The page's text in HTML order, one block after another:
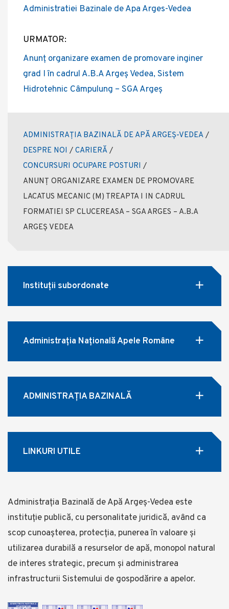
Administratiei Bazinale de Apa Arges-Vedea
URMATOR:
Anunț organizare examen de promovare inginer
grad I în cadrul A.B.A Argeș Vedea, Sistem
Hidrotehnic Câmpulung – SGA Argeș
ADMINISTRAȚIA BAZINALĂ DE APĂ ARGEȘ-VEDEA /
DESPRE NOI / CARIERĂ /
CONCURSURI OCUPARE POSTURI /
ANUNȚ ORGANIZARE EXAMEN DE PROMOVARE
LACATUS MECANIC (M) TREAPTA I IN CADRUL
FORMATIEI SP CLUCEREASA – SGA ARGES – A.B.A
ARGEȘ VEDEA
Instituții subordonate
Administrația Națională Apele Române
ADMINISTRAȚIA BAZINALĂ
LINKURI UTILE
Administrația Bazinală de Apă Argeș-Vedea este
instituție publică, cu personalitate juridică, având ca
scop cunoașterea, protecția, punerea în valoare și
utilizarea durabilă a resurselor de apă, monopol natural
de interes strategic, precum și administrarea
infrastructurii Sistemului de gospodărire a apelor.